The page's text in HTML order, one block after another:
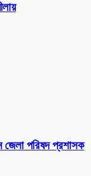
পরিষদ প্রশাসক